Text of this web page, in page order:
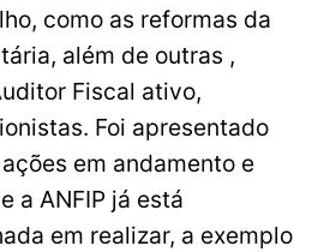
como as reformas da
além de outras ,
Fiscal ativo,
Foi apresentado
em andamento e
a ANFIP já está
em realizar, a exemplo